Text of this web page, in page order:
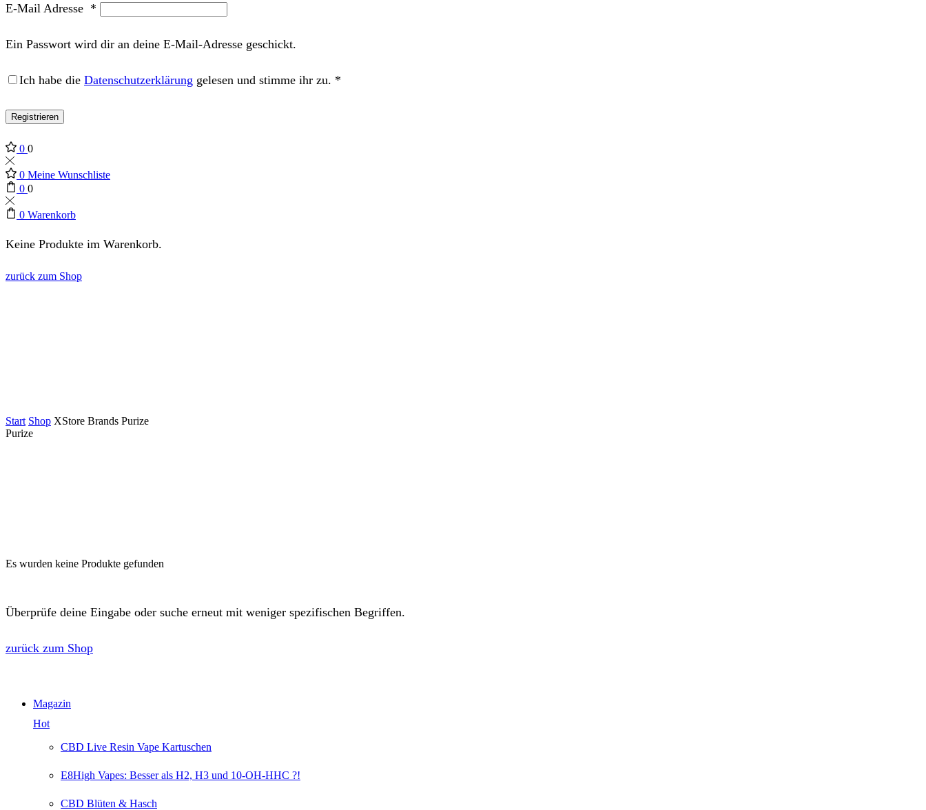
E-Mail Adresse *
Ein Passwort wird dir an deine E-Mail-Adresse geschickt.
Ich habe die Datenschutzerklärung gelesen und stimme ihr zu. *
Registrieren
0 0
0 Meine Wunschliste
0 0
0 Warenkorb
Keine Produkte im Warenkorb.
zurück zum Shop
Start Shop XStore Brands Purize
Purize
Es wurden keine Produkte gefunden
Überprüfe deine Eingabe oder suche erneut mit weniger spezifischen Begriffen.
zurück zum Shop
Magazin
Hot
CBD Live Resin Vape Kartuschen
E8High Vapes: Besser als H2, H3 und 10-OH-HHC ?!
CBD Blüten & Hasch